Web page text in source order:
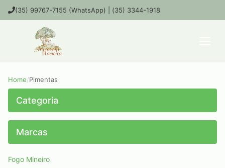
(35) 99767-7155 (WhatsApp) | (35) 3344-1918
Home/Pimentas
Categoria
Marcas
Fogo Mineiro